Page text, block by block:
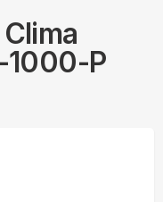
1000-P